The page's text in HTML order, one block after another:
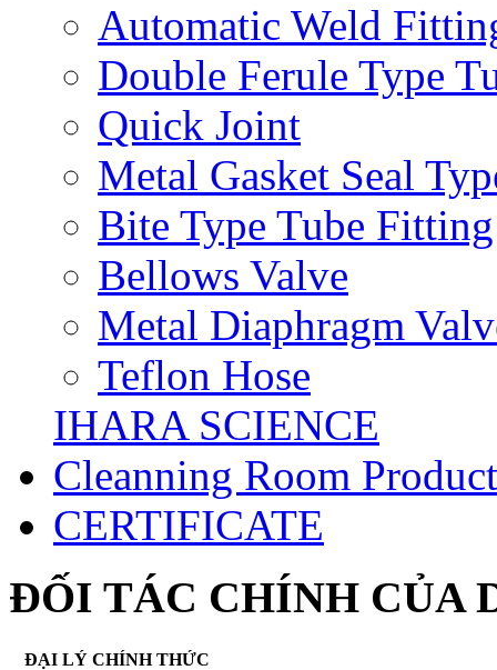
Automatic Weld
Double Ferule Type
Quick Joint
Metal Gasket Seal
Bite Type Tube Fitting
Bellows Valve
Metal Diaphragm
Teflon Hose
IHARA SCIENCE
Cleanning Room
CERTIFICATE
ĐỐI TÁC CHÍNH CỦA
ĐẠI LÝ CHÍNH THỨC